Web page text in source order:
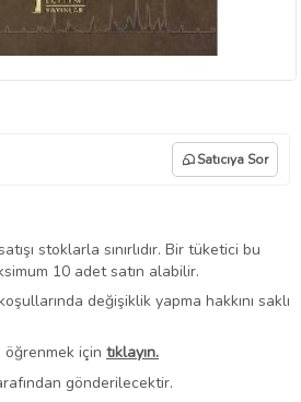
Satıcıya Sor
stoklarla sınırlıdır. Bir tüketici bu
10 adet satın alabilir.
değişiklik yapma hakkını saklı
öğrenmek için tıklayın.
gönderilecektir.